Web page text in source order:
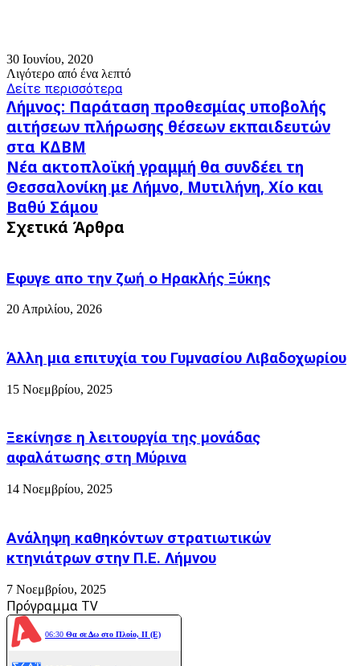
30 Ιουνίου, 2020
Λιγότερο από ένα λεπτό
Δείτε περισσότερα
Λήμνος:
Παράταση
προθεσμίας
υποβολής
αιτήσεων
πλήρωσης
θέσεων
εκπαιδευτών
στα
ΚΔΒΜ
Λήμνος: Παράταση προθεσμίας υποβολής
αιτήσεων πλήρωσης θέσεων εκπαιδευτών
στα ΚΔΒΜ
Νέα
ακτοπλοϊκή
γραμμή
θα
συνδέει
τη
με
Λήμνο,
Μυτιλήνη,
Χίο
Σάμου
Νέα ακτοπλοϊκή γραμμή θα συνδέει τη
Θεσσαλονίκη με Λήμνο, Μυτιλήνη, Χίο και
Βαθύ Σάμου
Σχετικά Άρθρα
Εφυγε απο την ζωή o Ηρακλής Ξύκης
20 Απριλίου, 2026
Άλλη μια επιτυχία του Γυμνασίου Λιβαδοχωρίου
15 Νοεμβρίου, 2025
Ξεκίνησε η λειτουργία της μονάδας
αφαλάτωσης στη Μύρινα
14 Νοεμβρίου, 2025
Ανάληψη καθηκόντων στρατιωτικών
κτηνιάτρων στην Π.Ε. Λήμνου
7 Νοεμβρίου, 2025
Πρόγραμμα TV